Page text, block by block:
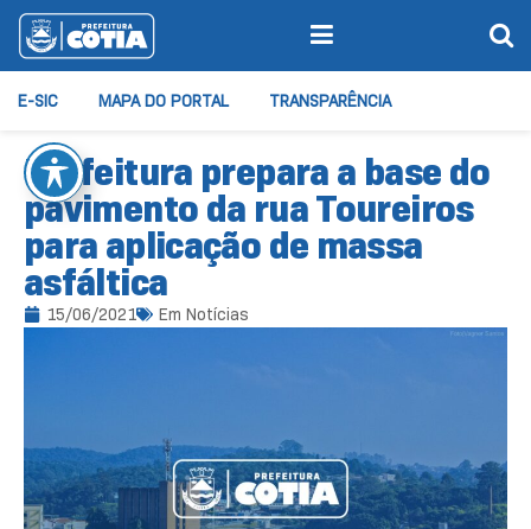
E-SIC MAPA DO PORTAL TRANSPARÊNCIA
Prefeitura prepara a base do
pavimento da rua Toureiros
para aplicação de massa
asfáltica
15/06/2021 Em Notícias